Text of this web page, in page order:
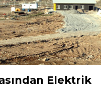
Elektrik